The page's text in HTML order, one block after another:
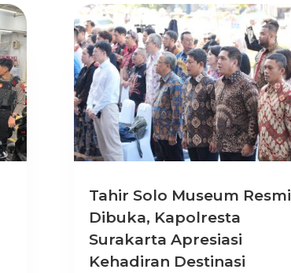
Tahir Solo Museum Resmi
Dibuka, Kapolresta
Surakarta Apresiasi
Kehadiran Destinasi